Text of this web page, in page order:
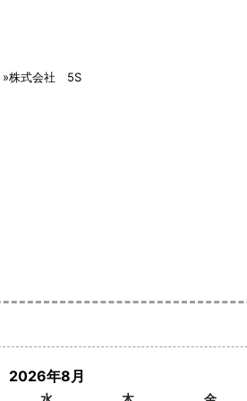
»株式会社 5S
2026年8月